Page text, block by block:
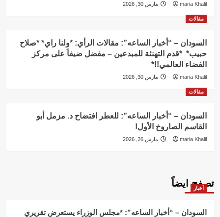
maria Khalil مارس 30, 2026
مقالات
السودان – “أخبار الساعه”: مقالات الرأي: *ولنا راي* *صلاح
حبيب* *قدم التهنئة للمبدعين – مفضل ضيفاََ على مركز
الفضاء العالمي!!*
maria Khalil مارس 30, 2026
مقالات
السودان – “أخبار الساعه”: للعطر افتضاح د. مزمل أبو
القاسم الصاروخ الأول!
maria Khalil مارس 26, 2026
تصفح ايضاً
أخبار
السودان – “أخبار الساعه”: *مجلس الوزراء يستعرض تقريري